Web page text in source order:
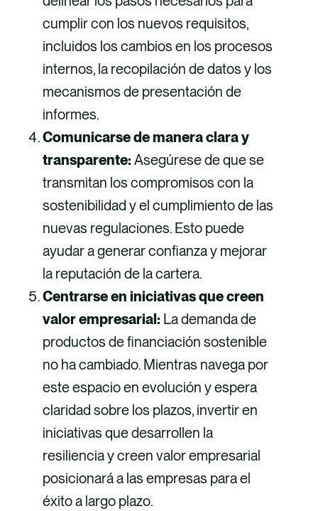
cumplir con los nuevos requisitos,
incluidos los cambios en los procesos
internos, la recopilación de datos y los
mecanismos de presentación de
informes.
Comunicarse de manera clara y
transparente: Asegúrese de que se
transmitan los compromisos con la
sostenibilidad y el cumplimiento de las
nuevas regulaciones. Esto puede
ayudar a generar confianza y mejorar
la reputación de la cartera.
Centrarse en iniciativas que creen
valor empresarial: La demanda de
productos de financiación sostenible
no ha cambiado. Mientras navega por
este espacio en evolución y espera
claridad sobre los plazos, invertir en
iniciativas que desarrollen la
resiliencia y creen valor empresarial
posicionará a las empresas para el
éxito a largo plazo.